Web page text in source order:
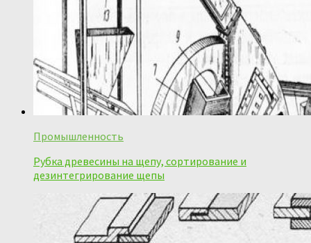
Промышленность
Рубка древесины на щепу, сортирование и
дезинтегрирование щепы